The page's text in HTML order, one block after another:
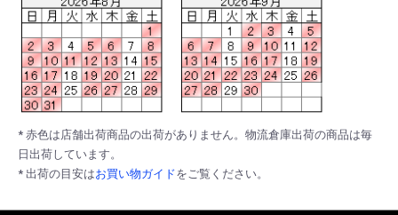
* 赤色は店舗出荷商品の出荷がありません。物流倉庫出荷の商品は毎
日出荷しています。
* 出荷の目安はお買い物ガイドをご覧ください。